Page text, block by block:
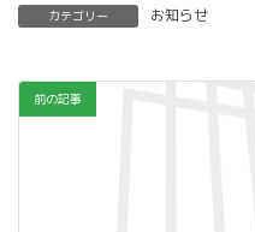
カテゴリー お知らせ
前の記事